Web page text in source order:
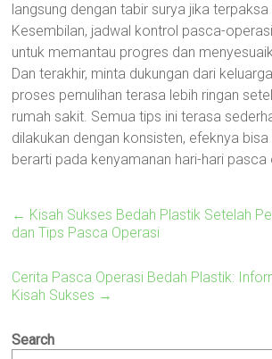
langsung dengan tabir surya jika terpaksa
Kesembilan, jadwal kontrol pasca-
untuk memantau progres dan
Dan terakhir, minta dukungan dari
proses pemulihan terasa lebih ringan
rumah sakit. Semua tips ini terasa
dilakukan dengan konsisten, efeknya
berarti pada kenyamanan hari-hari pasca
← Kisah Sukses Bedah Plastik Setelah
dan Tips Pasca Operasi
Cerita Pasca Operasi Bedah Plastik:
Kisah Sukses →
Search